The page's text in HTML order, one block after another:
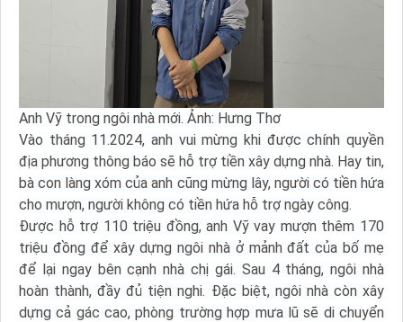
Anh Vỹ trong ngôi nhà mới. Ảnh: Hưng Thơ
Vào tháng 11.2024, anh vui mừng khi được chính quyền
địa phương thông báo sẽ hỗ trợ tiền xây dựng nhà. Hay tin,
bà con làng xóm của anh cũng mừng lây, người có tiền hứa
cho mượn, người không có tiền hứa hỗ trợ ngày công.
Được hỗ trợ 110 triệu đồng, anh Vỹ vay mượn thêm 170
triệu đồng để xây dựng ngôi nhà ở mảnh đất của bố mẹ
để lại ngay bên cạnh nhà chị gái. Sau 4 tháng, ngôi nhà
hoàn thành, đầy đủ tiện nghi. Đặc biệt, ngôi nhà còn xây
dựng cả gác cao, phòng trường hợp mưa lũ sẽ di chuyển